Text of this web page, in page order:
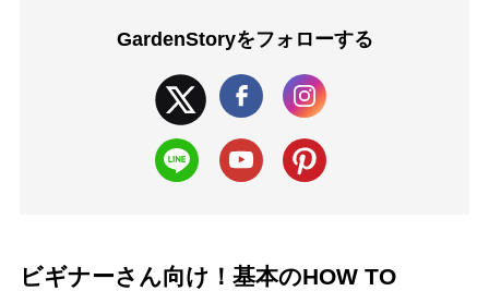
GardenStoryをフォローする
ビギナーさん向け！基本のHOW TO